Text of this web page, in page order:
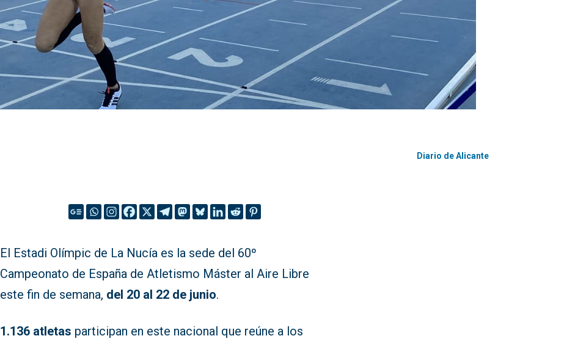
Diario de Alicante
El Estadi Olímpic de La Nucía es la sede del 60º
Campeonato de España de Atletismo Máster al Aire Libre
este fin de semana, del 20 al 22 de junio.
1.136 atletas participan en este nacional que reúne a los